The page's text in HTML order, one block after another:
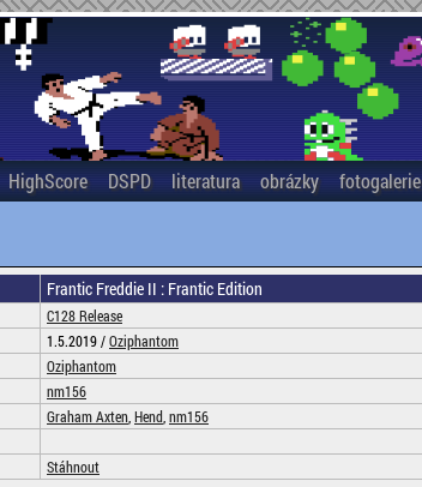
HighScore DSPD literatura obrázky fotogalerie
Frantic Freddie II : Frantic Edition
C128 Release
1.5.2019 /Oziphantom
Oziphantom
nm156
Graham Axten Hend nm156
Stáhnout